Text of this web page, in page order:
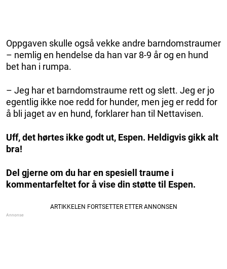
Oppgaven skulle også vekke andre barndomstraumer
– nemlig en hendelse da han var 8-9 år og en hund
bet han i rumpa.
– Jeg har et barndomstraume rett og slett. Jeg er jo
egentlig ikke noe redd for hunder, men jeg er redd for
å bli jaget av en hund, forklarer han til Nettavisen.
Uff, det hørtes ikke godt ut, Espen. Heldigvis gikk alt
bra!
Del gjerne om du har en spesiell traume i
kommentarfeltet for å vise din støtte til Espen.